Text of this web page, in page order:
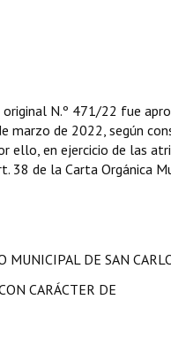
N.º 471/22 fue
marzo de 2022, según
ello, en ejercicio de las
38 de la Carta Orgánica
MUNICIPAL DE SAN
CARÁCTER DE